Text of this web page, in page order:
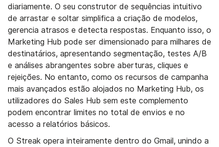
diariamente. O seu construtor de sequências intuitivo
de arrastar e soltar simplifica a criação de modelos,
gerencia atrasos e detecta respostas. Enquanto isso, o
Marketing Hub pode ser dimensionado para milhares de
destinatários, apresentando segmentação, testes A/B
e análises abrangentes sobre aberturas, cliques e
rejeições. No entanto, como os recursos de campanha
mais avançados estão alojados no Marketing Hub, os
utilizadores do Sales Hub sem este complemento
podem encontrar limites no total de envios e no
acesso a relatórios básicos.
O Streak opera inteiramente dentro do Gmail, unindo a